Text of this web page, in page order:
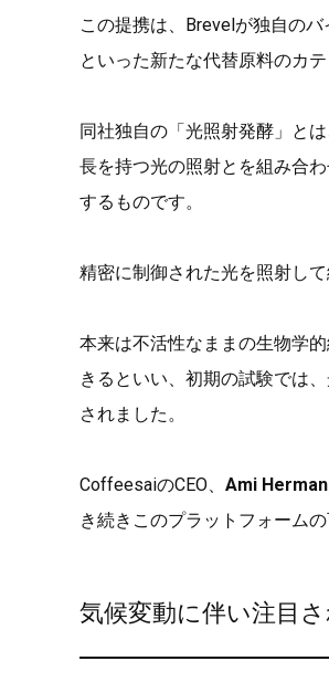
この提携は、Brevelが独自の
といった新たな代替原料のカ
同社独自の「光照射発酵」と
長を持つ光の照射とを組み合
するものです。
精密に制御された光を照射し
本来は不活性なままの生物学
きるといい、初期の試験では
されました。
CoffeesaiのCEO、 Ami Herman
き続きこのプラットフォーム
気候変動に伴い注目